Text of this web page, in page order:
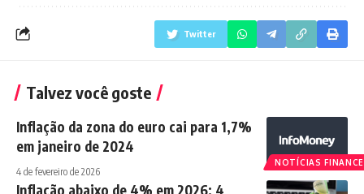
Twitter
Talvez você goste
NOTÍCIAS
Inflação da zona do euro cai para 1,7%
em janeiro de 2024
4 de fevereiro de 2026
Inflação abaixo de 4% em 2026: 4